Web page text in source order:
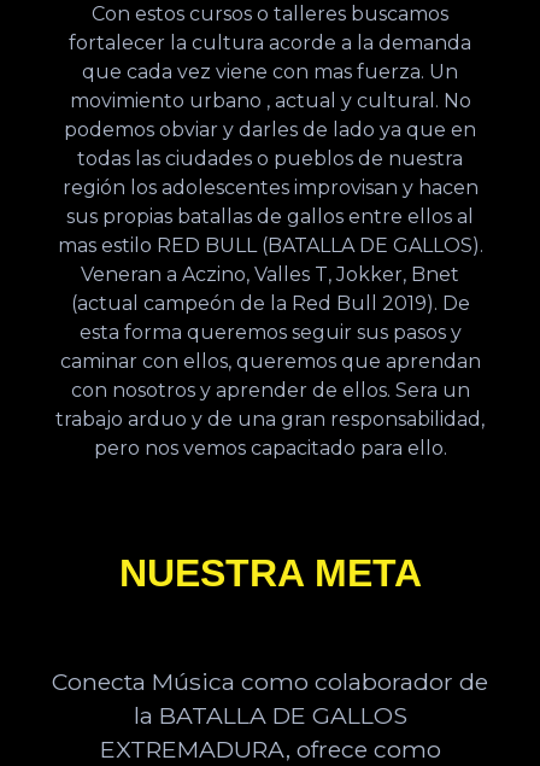
Con estos cursos o talleres buscamos
fortalecer la cultura acorde a la demanda
que cada vez viene con mas fuerza. Un
movimiento urbano , actual y cultural. No
podemos obviar y darles de lado ya que en
todas las ciudades o pueblos de nuestra
región los adolescentes improvisan y hacen
sus propias batallas de gallos entre ellos al
mas estilo RED BULL (BATALLA DE GALLOS).
Veneran a Aczino, Valles T, Jokker, Bnet
(actual campeón de la Red Bull 2019). De
esta forma queremos seguir sus pasos y
caminar con ellos, queremos que aprendan
con nosotros y aprender de ellos. Sera un
trabajo arduo y de una gran responsabilidad,
pero nos vemos capacitado para ello.
NUESTRA META
Conecta Música como colaborador de
la BATALLA DE GALLOS
EXTREMADURA, ofrece como